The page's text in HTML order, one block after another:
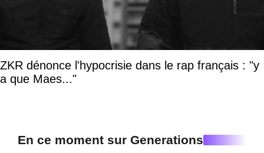
ZKR dénonce l'hypocrisie dans le rap français : "y
a que Maes..."
En ce moment sur Generations